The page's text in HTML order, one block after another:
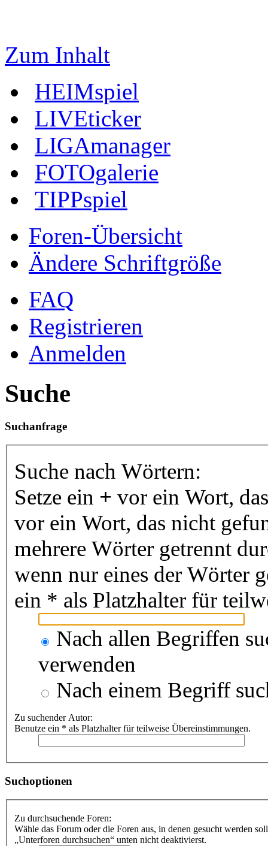
Zum Inhalt
HEIMspiel
LIVEticker
LIGAmanager
FOTOgalerie
TIPPspiel
Foren-Übersicht
Ändere Schriftgröße
FAQ
Registrieren
Anmelden
Suche
Suchanfrage
Suche nach Wörtern:
Setze ein + vor ein Wort,
vor ein Wort, das nicht
mehrere Wörter getrennt
wenn nur eines der Wörter
ein * als Platzhalter für
Nach allen Begriffen
verwenden
Nach einem Begriff
Zu suchender Autor:
Benutze ein * als Platzhalter für teilweise Übereinstimmungen.
Suchoptionen
Zu durchsuchende Foren:
Wähle das Forum oder die Foren aus, in denen gesucht werden
„Unterforen durchsuchen“ unten nicht deaktivierst.